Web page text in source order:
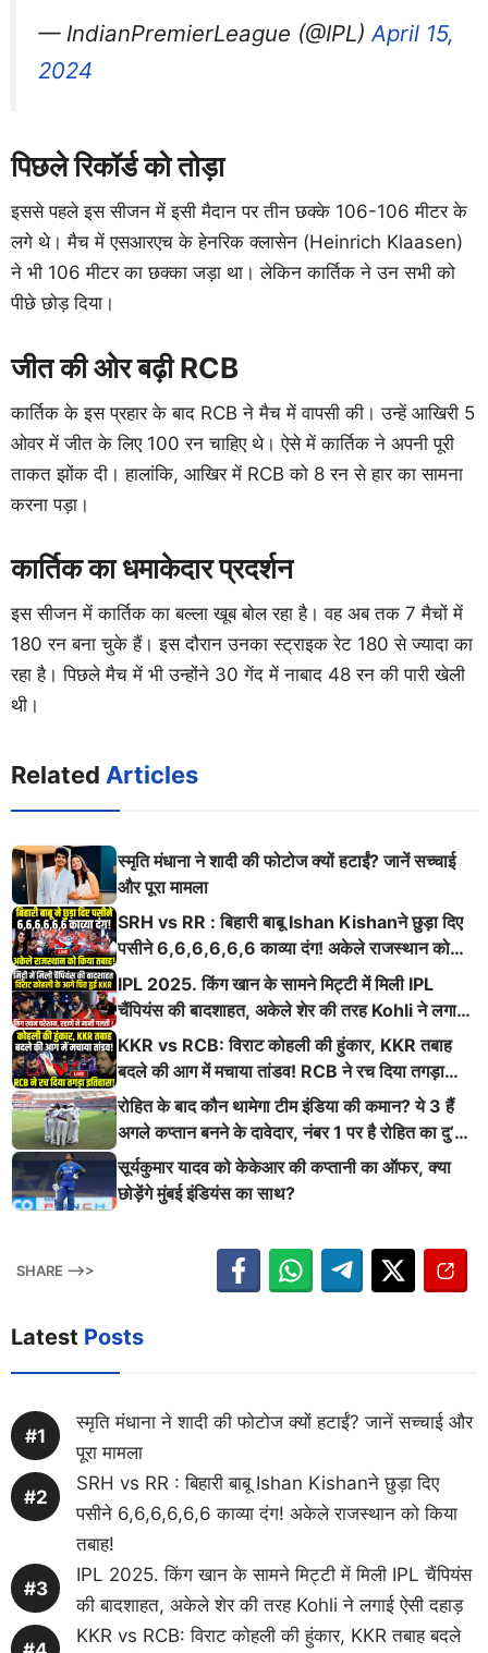
— IndianPremierLeague (@IPL)April 15,
2024
पिछले रिकॉर्ड को तोड़ा
इससे पहले इस सीजन में इसी मैदान पर तीन छक्के 106-106 मीटर के
लगे थे। मैच में एसआरएच के हेनरिक क्लासेन (Heinrich Klaasen)
ने भी 106 मीटर का छक्का जड़ा था। लेकिन कार्तिक ने उन सभी को
पीछे छोड़ दिया।
जीत की ओर बढ़ी RCB
कार्तिक के इस प्रहार के बाद RCB ने मैच में वापसी की। उन्हें आखिरी 5
ओवर में जीत के लिए 100 रन चाहिए थे। ऐसे में कार्तिक ने अपनी पूरी
ताकत झोंक दी। हालांकि, आखिर में RCB को 8 रन से हार का सामना
करना पड़ा।
कार्तिक का धमाकेदार प्रदर्शन
इस सीजन में कार्तिक का बल्ला खूब बोल रहा है। वह अब तक 7 मैचों में
180 रन बना चुके हैं। इस दौरान उनका स्ट्राइक रेट 180 से ज्यादा का
रहा है। पिछले मैच में भी उन्होंने 30 गेंद में नाबाद 48 रन की पारी खेली
थी।
Related Articles
स्मृति मंधाना ने शादी की फोटोज क्यों हटाईं? जानें सच्चाई
और पूरा मामला
SRH vs RR : बिहारी बाबू Ishan Kishanने छुड़ा दिए
पसीने 6,6,6,6,6,6 काव्या दंग! अकेले राजस्थान को
किया तबाह!
IPL 2025. किंग खान के सामने मिट्टी में मिली IPL
चैंपियंस की बादशाहत, अकेले शेर की तरह Kohli ने लगाई
ऐसी दहाड़
KKR vs RCB: विराट कोहली की हुंकार, KKR तबाह
बदले की आग में मचाया तांडव! RCB ने रच दिया तगड़ा
इतिहास
रोहित के बाद कौन थामेगा टीम इंडिया की कमान? ये 3 हैं
अगले कप्तान बनने के दावेदार, नंबर 1 पर है रोहित का दु’
श्मन
सूर्यकुमार यादव को केकेआर की कप्तानी का ऑफर, क्या
छोड़ेंगे मुंबई इंडियंस का साथ?
SHARE -->>
Latest Posts
स्मृति मंधाना ने शादी की फोटोज क्यों हटाईं? जानें सच्चाई और
पूरा मामला
SRH vs RR : बिहारी बाबू Ishan Kishanने छुड़ा दिए
पसीने 6,6,6,6,6,6 काव्या दंग! अकेले राजस्थान को किया
तबाह!
IPL 2025. किंग खान के सामने मिट्टी में मिली IPL चैंपियंस
की बादशाहत, अकेले शेर की तरह Kohli ने लगाई ऐसी दहाड़
KKR vs RCB: विराट कोहली की हुंकार, KKR तबाह बदले